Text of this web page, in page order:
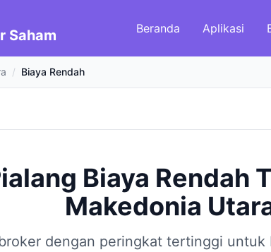
Saham Beranda Aplikasi
/ Biaya Rendah
Biaya Rendah
Makedonia
dengan peringkat tertinggi untuk